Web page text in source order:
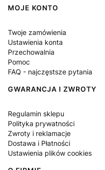
MOJE KONTO
Twoje zamówienia
Ustawienia konta
Przechowalnia
Pomoc
FAQ - najczęstsze pytania
GWARANCJA I ZWROTY
Regulamin sklepu
Polityka prywatności
Zwroty i reklamacje
Dostawa i Płatności
Ustawienia plików cookies